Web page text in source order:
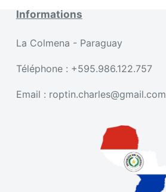
Paraguay
Informations
La Colmena - Paraguay
Téléphone : +595.986.122.757
Email : roptin.charles@gmail.com